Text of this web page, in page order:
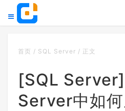
首页 / SQL Server / 正文
[SQL
Server中如